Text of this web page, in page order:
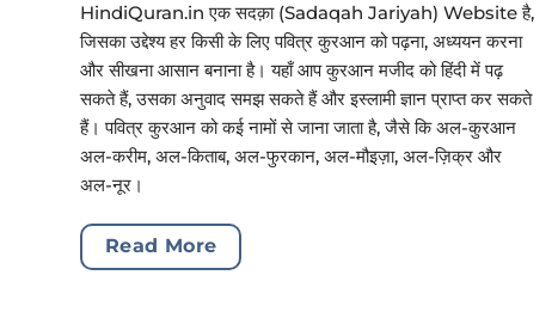
HindiQuran.in एक सदक़ा (Sadaqah Jariyah) Website है,
जिसका उद्देश्य हर किसी के लिए पवित्र कुरआन को पढ़ना, अध्ययन करना
और सीखना आसान बनाना है। यहाँ आप कुरआन मजीद को हिंदी में पढ़
सकते हैं, उसका अनुवाद समझ सकते हैं और इस्लामी ज्ञान प्राप्त कर सकते
हैं। पवित्र कुरआन को कई नामों से जाना जाता है, जैसे कि अल-कुरआन
अल-करीम, अल-किताब, अल-फुरकान, अल-मौइज़ा, अल-ज़िक्र और
अल-नूर।
Read More